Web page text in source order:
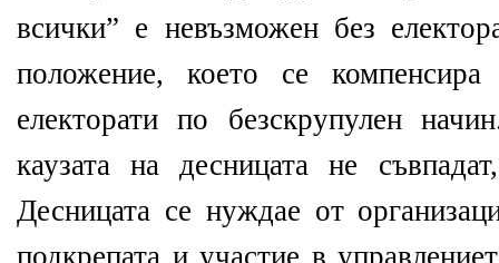
всички” е невъзможен без
положение, което се
електорати по безскрупулен
каузата на десницата не
Десницата се нуждае от
подкрепата и участие в